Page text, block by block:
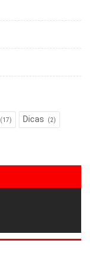
(17) Dicas (2)